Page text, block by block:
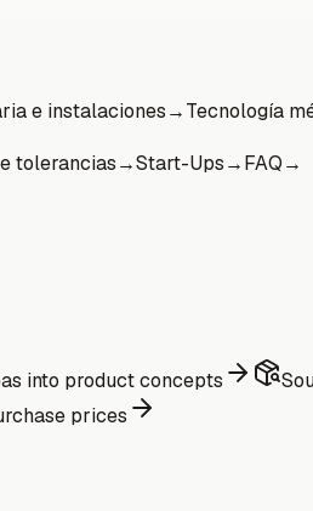
e instalaciones→Tecnología
tolerancias→Start-Ups→FAQ→
into product concepts
prices